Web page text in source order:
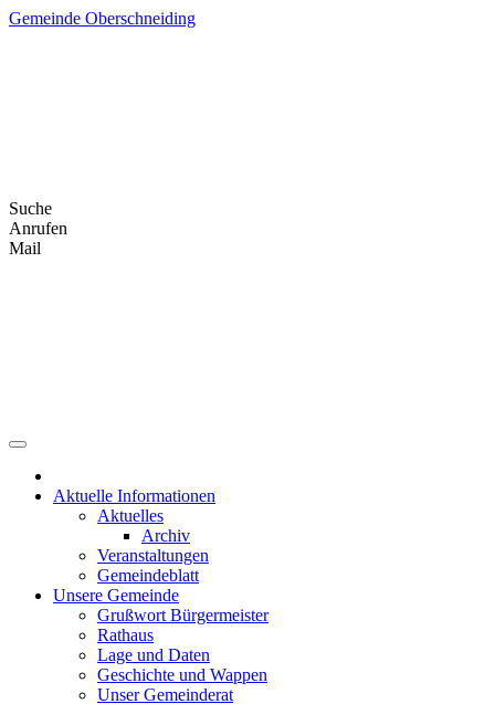
Skip
Gemeinde Oberschneiding
Suche
Anrufen
Mail
Aktuelle Informationen
Aktuelles
Archiv
Veranstaltungen
Gemeindeblatt
Unsere Gemeinde
Grußwort Bürgermeister
Rathaus
Lage und Daten
Geschichte und Wappen
Unser Gemeinderat